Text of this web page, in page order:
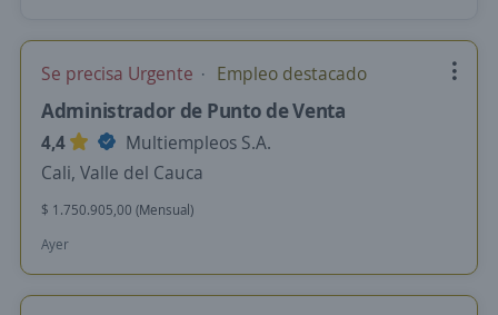
Se precisa Urgente Empleo destacado
Administrador de Punto de Venta
4,4
Multiempleos S.A.
Cali, Valle del Cauca
$ 1.750.905,00 (Mensual)
Ayer